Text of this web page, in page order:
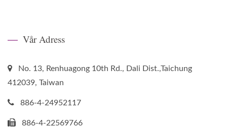
Vår Adress
No. 13, Renhuagong 10th Rd., Dali Dist.,Taichung
412039, Taiwan
886-4-24952117
886-4-22569766